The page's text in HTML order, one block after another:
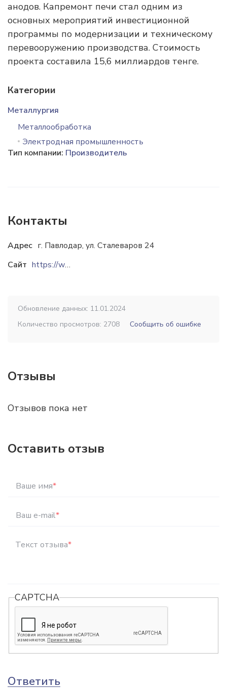
анодов. Капремонт печи стал одним из
основных мероприятий инвестиционной
программы по модернизации и техническому
перевооружению производства. Стоимость
проекта составила 15,6 миллиардов тенге.
Категории
Металлургия
Металлообработка
Электродная промышленность
Тип компании: Производитель
Контакты
Адрес г. Павлодар, ул. Сталеваров 24
Сайт
https://www.erg.kz
Обновление данных: 11.01.2024
Количество просмотров: 2708
Сообщить об ошибке
Отзывы
Отзывов пока нет
Оставить отзыв
Ваше имя*
Ваш e-mail*
Текст отзыва*
CAPTCHA
Ответить